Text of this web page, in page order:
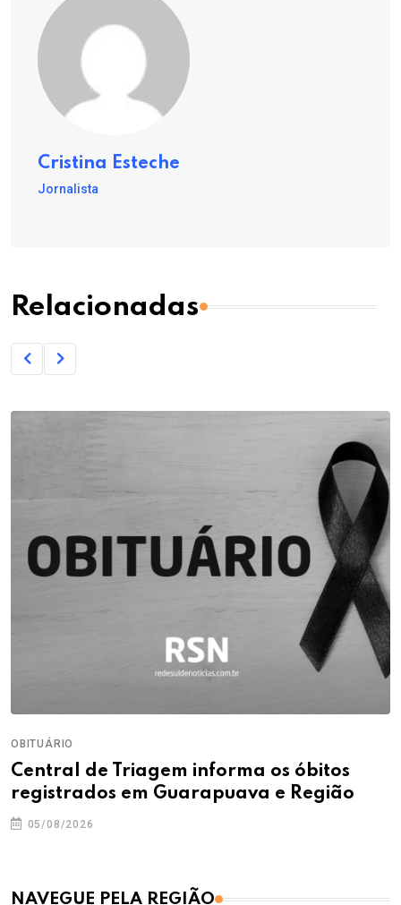
Cristina Esteche
Jornalista
Relacionadas
OBITUÁRIO
Central de Triagem informa os óbitos
registrados em Guarapuava e Região
05/08/2026
NAVEGUE PELA REGIÃO